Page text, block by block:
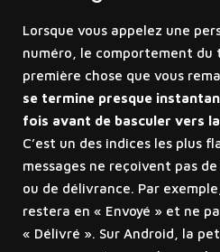
Lorsque vous appelez une
numéro, le comportement du
première chose que vous
se termine presque
fois avant de basculer vers
C’est un des indices les plus
messages ne reçoivent pas
ou de délivrance. Par
restera en « Envoyé » et ne
« Délivré ». Sur Android, la